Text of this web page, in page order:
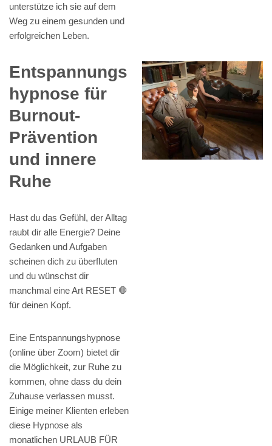
unterstütze ich sie auf dem
Weg zu einem gesunden und
erfolgreichen Leben.
Entspannungs
hypnose für
Burnout-
Prävention
und innere
Ruhe
Hast du das Gefühl, der Alltag
raubt dir alle Energie? Deine
Gedanken und Aufgaben
scheinen dich zu überfluten
und du wünschst dir
manchmal eine Art RESET 🛑
für deinen Kopf.
Eine Entspannungshypnose
(online über Zoom) bietet dir
die Möglichkeit, zur Ruhe zu
kommen, ohne dass du dein
Zuhause verlassen musst.
Einige meiner Klienten erleben
diese Hypnose als
monatlichen URLAUB FÜR